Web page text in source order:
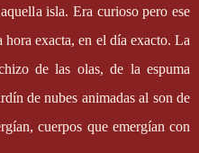
isla. Era curioso pero ese
hora exacta, en el día exacto. La
de las olas, de la espuma
de nubes animadas al son de
cuerpos que emergían con